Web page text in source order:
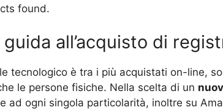
found.
guida all’acquisto di
tecnologico è tra i più acquistati on-line,
le persone fisiche. Nella scelta di un
ad ogni singola particolarità, inoltre su